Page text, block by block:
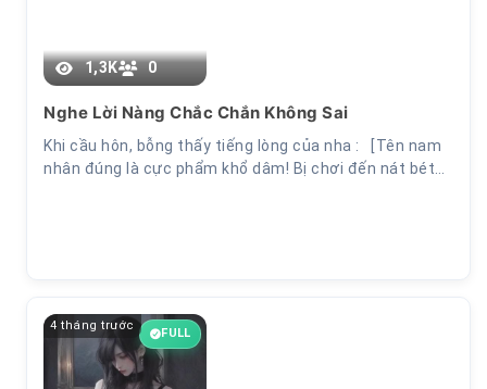
1,3K 0
Nghe Lời Nàng Chắc Chắn Không Sai
Khi cầu hôn, bỗng thấy tiếng lòng của nha : [Tên nam
nhân đúng là cực phẩm khổ dâm! Bị chơi đến nát bét…
4 tháng trước
FULL